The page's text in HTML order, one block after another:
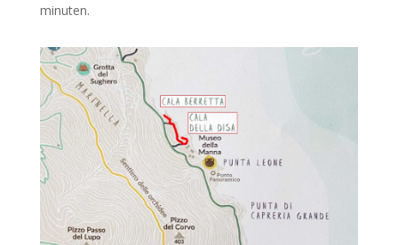
minuten.